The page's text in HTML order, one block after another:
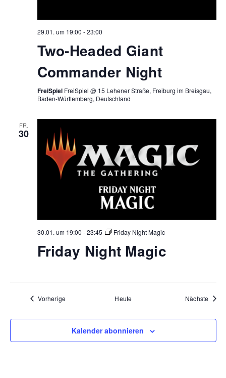
29.01. um 19:00 -23:00
Two-Headed Giant
Commander Night
FreiSpiel FreiSpiel @ 15 Lehener Straße, Freiburg im Breisgau,
Baden-Württemberg, Deutschland
FR.
30
30.01. um 19:00 -23:45 Friday Night Magic
Friday Night Magic
Vorherige Heute Nächste
Kalender abonnieren